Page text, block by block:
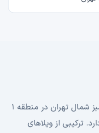
قیطریه از محله‌های قدیمی و سرسبز شمال تهران در منطقه ۱
ترکیبی از ویلاهای